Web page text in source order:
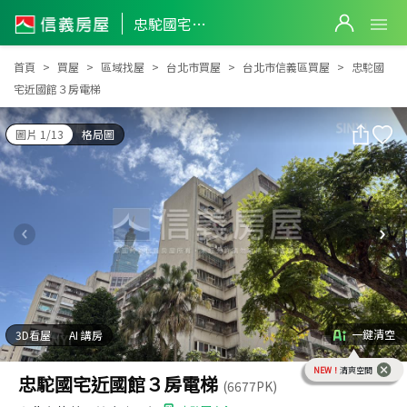
忠駝國宅近國館３房電梯
忠駝國宅近國館３房電梯
首頁 買屋 區域找屋 台北市買屋 台北市信義區買屋
忠駝國
宅近國館３房電梯
圖片 1/13 格局圖
3D看屋 AI 講房 一鍵清空
NEW！ 清爽空間
忠駝國宅近國館３房電梯 (6677PK)